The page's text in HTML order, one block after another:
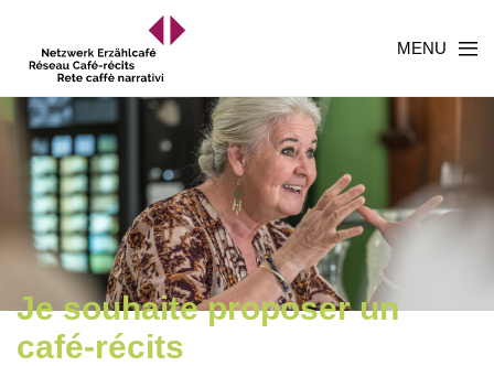
MENU
Je souhaite proposer un
café-récits